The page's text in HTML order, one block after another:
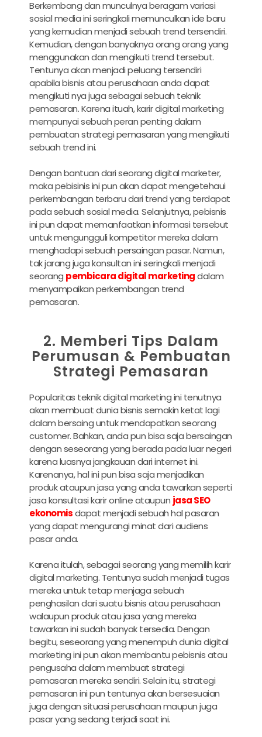
Berkembang dan munculnya beragam variasi
sosial media ini seringkali memunculkan ide baru
yang kemudian menjadi sebuah trend tersendiri.
Kemudian, dengan banyaknya orang orang yang
menggunakan dan mengikuti trend tersebut.
Tentunya akan menjadi peluang tersendiri
apabila bisnis atau perusahaan anda dapat
mengikuti nya juga sebagai sebuah teknik
pemasaran. Karena ituah,karir digital marketing
mempunyai sebuah peran penting dalam
pembuatan strategi pemasaran yang mengikuti
sebuah trend ini.
Dengan bantuan dari seorang digital marketer,
maka pebisinis ini pun akan dapat mengetehaui
perkembangan terbaru dari trend yang terdapat
pada sebuah sosial media. Selanjutnya, pebisnis
ini pun dapat memanfaatkan informasi tersebut
untuk mengungguli kompetitor mereka dalam
menghadapi sebuah persaingan pasar. Namun,
tak jarang juga konsultan ini seringkali menjadi
seorang pembicara digital marketingdalam
menyampaikan perkembangan trend
pemasaran.
2. Memberi Tips Dalam
Perumusan & Pembuatan
Strategi Pemasaran
Popularitas teknik digital marketing ini tenutnya
akan membuat dunia bisnis semakin ketat lagi
dalam bersaing untuk mendapatkan seorang
customer. Bahkan, anda pun bisa saja bersaingan
dengan seseorang yang berada pada luar negeri
karena luasnya jangkauan dari internet ini.
Karenanya, hal ini pun bisa saja menjadikan
produk ataupun jasa yang anda tawarkan seperti
jasa konsultasi karir online ataupun jasa SEO
ekonomisdapat menjadi sebuah hal pasaran
yang dapat mengurangi minat dari audiens
pasar anda.
Karena itulah, sebagai seorang yang memilihkarir
digital marketing. Tentunya sudah menjadi tugas
mereka untuk tetap menjaga sebuah
penghasilan dari suatu bisnis atau perusahaan
walaupun produk atau jasa yang mereka
tawarkan ini sudah banyak tersedia. Dengan
begitu, seseorang yang menempuhdunia digital
marketingini pun akan membantu pebisnis atau
pengusaha dalam membuat strategi
pemasaran mereka sendiri. Selain itu, strategi
pemasaran ini pun tentunya akan bersesuaian
juga dengan situasi perusahaan maupun juga
pasar yang sedang terjadi saat ini.